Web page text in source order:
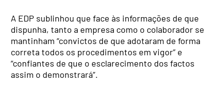
A EDP sublinhou que face às informações de que
dispunha, tanto a empresa como o colaborador se
mantinham “convictos de que adotaram de forma
correta todos os procedimentos em vigor” e
“confiantes de que o esclarecimento dos factos
assim o demonstrará”.